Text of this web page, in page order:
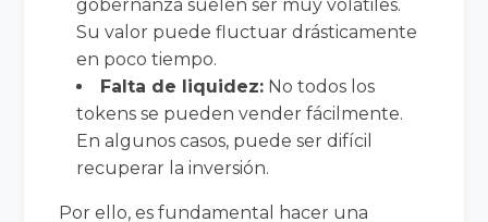
gobernanza suelen ser muy volátiles.
Su valor puede fluctuar drásticamente
en poco tiempo.
Falta de liquidez: No todos los
tokens se pueden vender fácilmente.
En algunos casos, puede ser difícil
recuperar la inversión.
Por ello, es fundamental hacer una